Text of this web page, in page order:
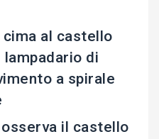
al castello
di
a spirale
il castello